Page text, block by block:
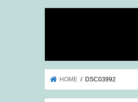
HOME DSC03992